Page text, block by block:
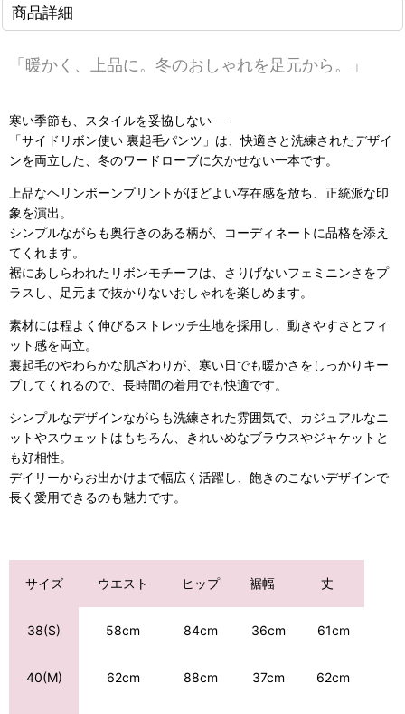
商品詳細
「暖かく、上品に。冬のおしゃれを足元から。」
寒い季節も、スタイルを妥協しない──
「サイドリボン使い 裏起毛パンツ」は、快適さと洗練されたデザイ
ンを両立した、冬のワードローブに欠かせない一本です。
上品なヘリンボーンプリントがほどよい存在感を放ち、正統派な印
象を演出。
シンプルながらも奥行きのある柄が、コーディネートに品格を添え
てくれます。
裾にあしらわれたリボンモチーフは、さりげないフェミニンさをプ
ラスし、足元まで抜かりないおしゃれを楽しめます。
素材には程よく伸びるストレッチ生地を採用し、動きやすさとフィ
ット感を両立。
裏起毛のやわらかな肌ざわりが、寒い日でも暖かさをしっかりキー
プしてくれるので、長時間の着用でも快適です。
シンプルなデザインながらも洗練された雰囲気で、カジュアルなニ
ットやスウェットはもちろん、きれいめなブラウスやジャケットと
も好相性。
デイリーからお出かけまで幅広く活躍し、飽きのこないデザインで
長く愛用できるのも魅力です。
サイズ ウエスト ヒップ 裾幅 丈
38(S) 58cm 84cm 36cm 61cm
40(M) 62cm 88cm 37cm 62cm